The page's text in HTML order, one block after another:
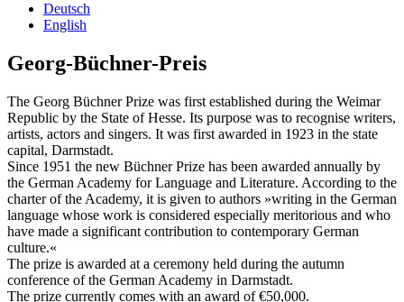
Deutsch
English
Georg-Büchner-Preis
The Georg Büchner Prize was first established during the Weimar
Republic by the State of Hesse. Its purpose was to recognise writers,
artists, actors and singers. It was first awarded in 1923 in the state
capital, Darmstadt.
Since 1951 the new Büchner Prize has been awarded annually by
the German Academy for Language and Literature. According to the
charter of the Academy, it is given to authors »writing in the German
language whose work is considered especially meritorious and who
have made a significant contribution to contemporary German
culture.«
The prize is awarded at a ceremony held during the autumn
conference of the German Academy in Darmstadt.
The prize currently comes with an award of €50,000.